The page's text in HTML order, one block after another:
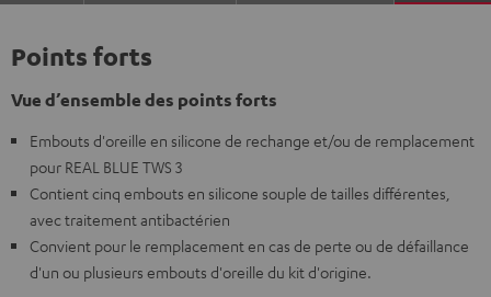
Points forts
Vue d’ensemble des points forts
Embouts d'oreille en silicone de rechange et/ou de remplacement
pour REAL BLUE TWS 3
Contient cinq embouts en silicone souple de tailles différentes,
avec traitement antibactérien
Convient pour le remplacement en cas de perte ou de défaillance
d'un ou plusieurs embouts d'oreille du kit d'origine.